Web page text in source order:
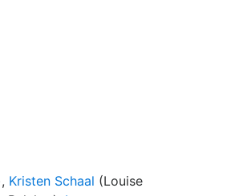
Kristen Schaal (Louise